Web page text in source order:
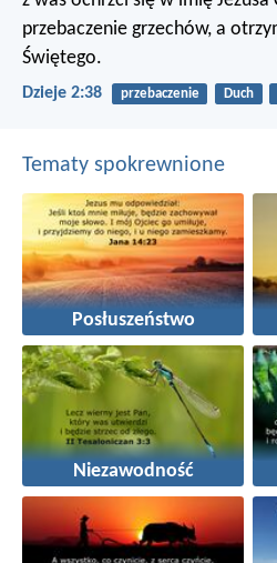
przebaczenie grzechów, a
Świętego.
Dzieje 2:38 przebaczenie Duch
Tematy spokrewnione
Posłuszeństwo
Niezawodność